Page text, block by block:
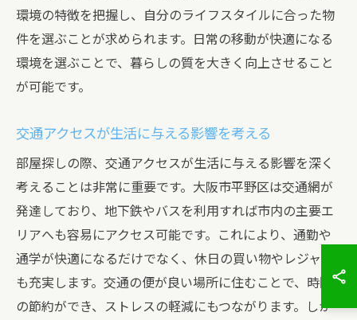
環境の特徴を把握し、自分のライフスタイルに合った物
件を選ぶことが求められます。日常の移動が快適になる
環境を選ぶことで、暮らしの質を大きく向上させること
が可能です。
交通アクセスが生活に与える影響を考える
部屋探しの際、交通アクセスが生活に与える影響を深く
考えることは非常に重要です。大阪市平野区は交通網が
発達しており、地下鉄やバスを利用すれば市内の主要エ
リアへも容易にアクセス可能です。これにより、通勤や
通学が快適になるだけでなく、休日の買い物やレジャー
も充実します。交通の便が良い場所に住むことで、時間
の節約ができ、ストレスの軽減にもつながります。しか